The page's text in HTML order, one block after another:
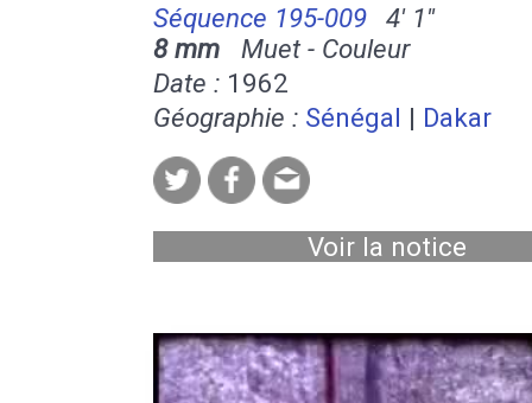
Séquence 195-009
4' 1''
8 mm Muet - Couleur
Date : 1962
Géographie : Sénégal | Dakar
Voir la notice